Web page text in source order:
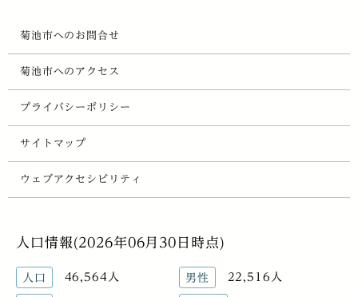
菊池市へのお問合せ
菊池市へのアクセス
プライバシーポリシー
サイトマップ
ウェブアクセシビリティ
人口情報(2026年06月30日時点)
人口 46,564人 男性 22,516人